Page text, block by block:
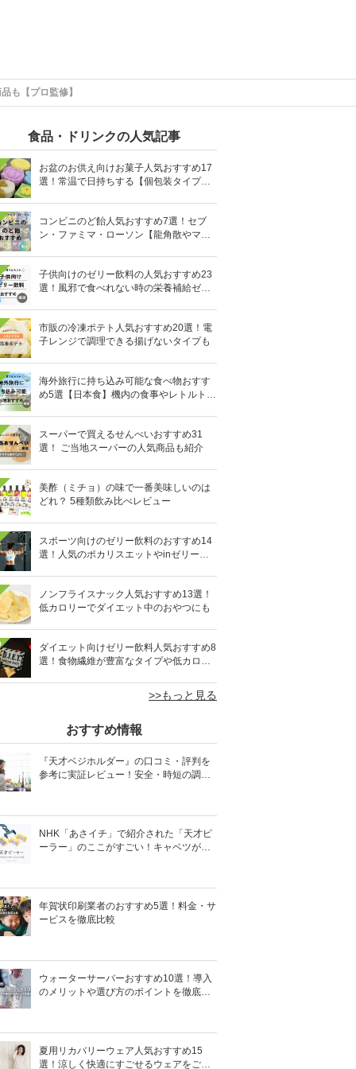
も【プロ監修】
食品・ドリンクの人気記事
お盆のお供え向けお菓子人気おすすめ17
選！常温で日持ちする【個包装タイプ
コンビニのど飴人気おすすめ7選！セブ
ン・ファミマ・ローソン【龍角散やマヌ
子供向けのゼリー飲料の人気おすすめ23
選！風邪で食べれない時の栄養補給ゼリ
市販の冷凍ポテト人気おすすめ20選！電
子レンジで調理できる揚げないタイプも
海外旅行に持ち込み可能な食べ物おすす
め5選【日本食】機内の食事やレトルト食
スーパーで買えるせんべいおすすめ31
選！ ご当地スーパーの人気商品も紹介
美酢（ミチョ）の味で一番美味しいのは
どれ？ 5種類飲み比べレビュー
スポーツ向けのゼリー飲料のおすすめ14
選！人気のポカリスエットやinゼリーな
ノンフライスナック人気おすすめ13選！
低カロリーでダイエット中のおやつにも
ダイエット向けゼリー飲料人気おすすめ8
選！食物繊維が豊富なタイプや低カロリ
>>もっと見る
おすすめ情報
『天才ベジホルダー』の口コミ・評判を
参考に実証レビュー！安全・時短の調理
NHK「あさイチ」で紹介された「天才ピ
ーラー」のここがすごい！キャベツがほ
年賀状印刷業者のおすすめ5選！料金・サ
ービスを徹底比較
ウォーターサーバーおすすめ10選！導入
のメリットや選び方のポイントを徹底解
夏用リカバリーウェア人気おすすめ15
選！涼しく快適にすごせるウェアをご紹